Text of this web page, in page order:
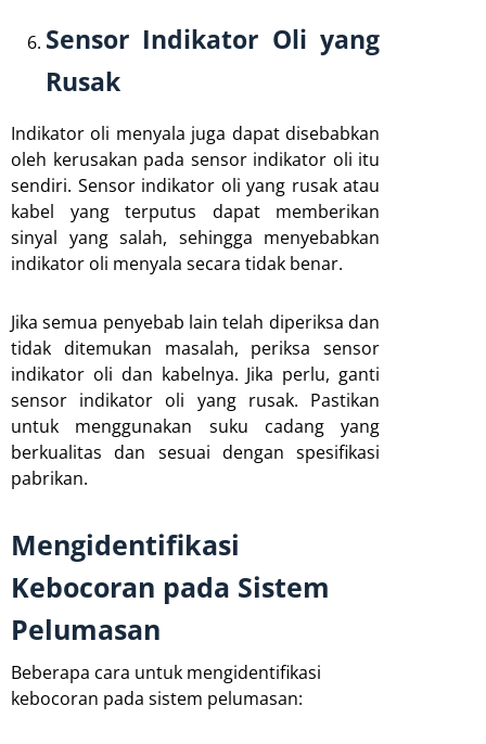
Sensor Indikator Oli yang
Rusak
Indikator oli menyala juga dapat disebabkan
oleh kerusakan pada sensor indikator oli itu
sendiri. Sensor indikator oli yang rusak atau
kabel yang terputus dapat memberikan
sinyal yang salah, sehingga menyebabkan
indikator oli menyala secara tidak benar.
Jika semua penyebab lain telah diperiksa dan
tidak ditemukan masalah, periksa sensor
indikator oli dan kabelnya. Jika perlu, ganti
sensor indikator oli yang rusak. Pastikan
untuk menggunakan suku cadang yang
berkualitas dan sesuai dengan spesifikasi
pabrikan.
Mengidentifikasi
Kebocoran pada Sistem
Pelumasan
Beberapa cara untuk mengidentifikasi
kebocoran pada sistem pelumasan: